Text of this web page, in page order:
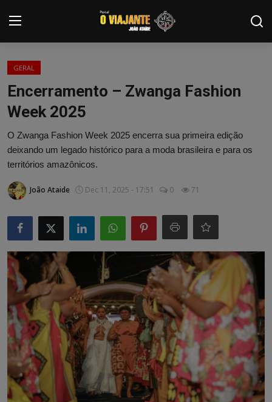
ARTIGOS
NOTÍCIAS
GALERIA DE FOTOS
COLABORADORES
GERAL
Encerramento – Zwanga Fashion
Week 2025
O Zwanga Fashion Week 2025 encerra sua primeira edição
deixando um legado histórico para a moda brasileira e para os
territórios amazônicos.
João Ataide Dec 11, 2025 - 17:51 0 71